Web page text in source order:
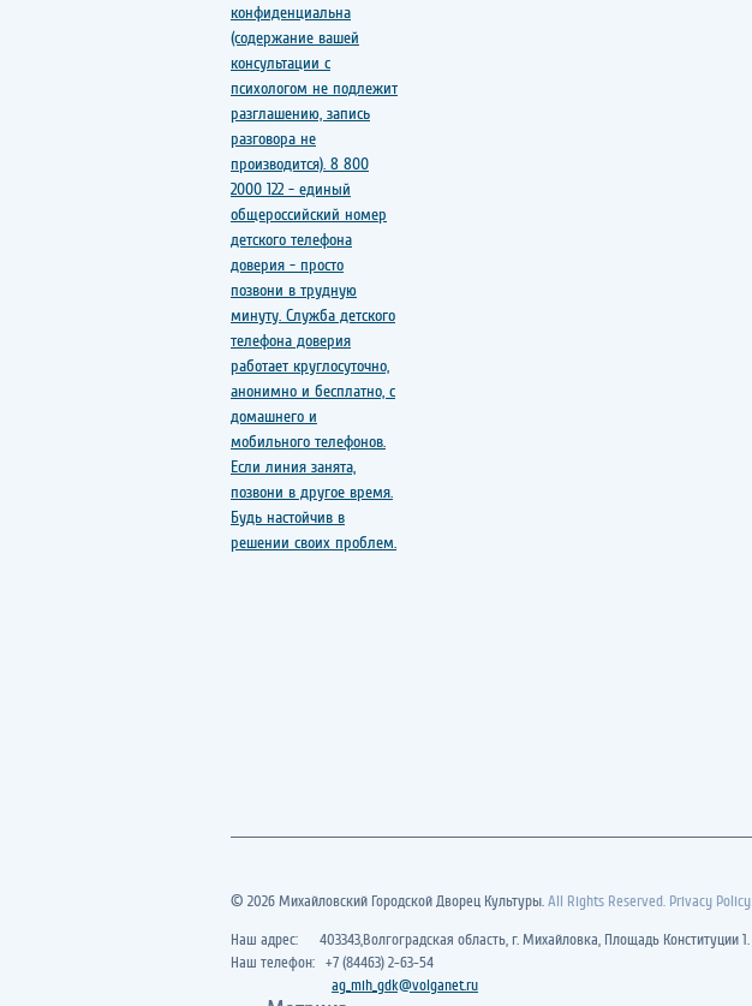
© 2026 Михайловский Городской Дворец Культуры. All Rights Reserved. Privacy Policy
Наш адрес: 403343,Волгоградская область, г. Михайловка, Площадь Конституции 1.
Наш телефон: +7 (84463) 2-63-54
ag_mih_gdk@volganet.ru